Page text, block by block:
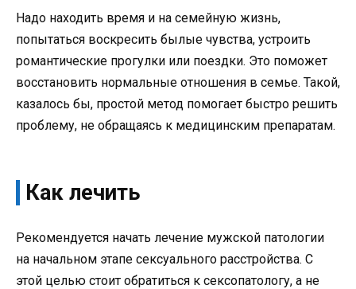
Надо находить время и на семейную жизнь,
попытаться воскресить былые чувства, устроить
романтические прогулки или поездки. Это поможет
восстановить нормальные отношения в семье. Такой,
казалось бы, простой метод помогает быстро решить
проблему, не обращаясь к медицинским препаратам.
Как лечить
Рекомендуется начать лечение мужской патологии
на начальном этапе сексуального расстройства. С
этой целью стоит обратиться к сексопатологу, а не